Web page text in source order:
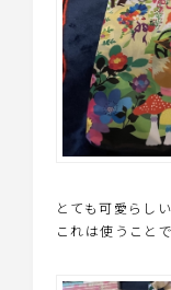
とても可愛らし
これは使うこと